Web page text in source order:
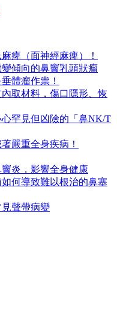
痺（面神經麻痺）！
傾向的鼻竇乳頭狀瘤
體瘤作祟！
取材料，傷口隱形、恢
罕見但凶險的「鼻NK/T
嚴重全身疾病！
炎，影響全身健康
何導致難以根治的鼻塞
聲帶病變